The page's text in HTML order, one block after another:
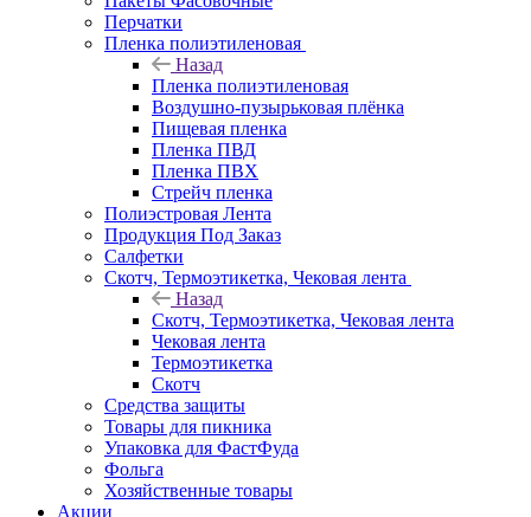
Перчатки
Пленка полиэтиленовая
Назад
Пленка полиэтиленовая
Воздушно-пузырьковая плёнка
Пищевая пленка
Пленка ПВД
Пленка ПВХ
Стрейч пленка
Полиэстровая Лента
Продукция Под Заказ
Салфетки
Скотч, Термоэтикетка, Чековая лента
Назад
Скотч, Термоэтикетка, Чековая лента
Чековая лента
Термоэтикетка
Скотч
Средства защиты
Товары для пикника
Упаковка для ФастФуда
Фольга
Хозяйственные товары
Акции